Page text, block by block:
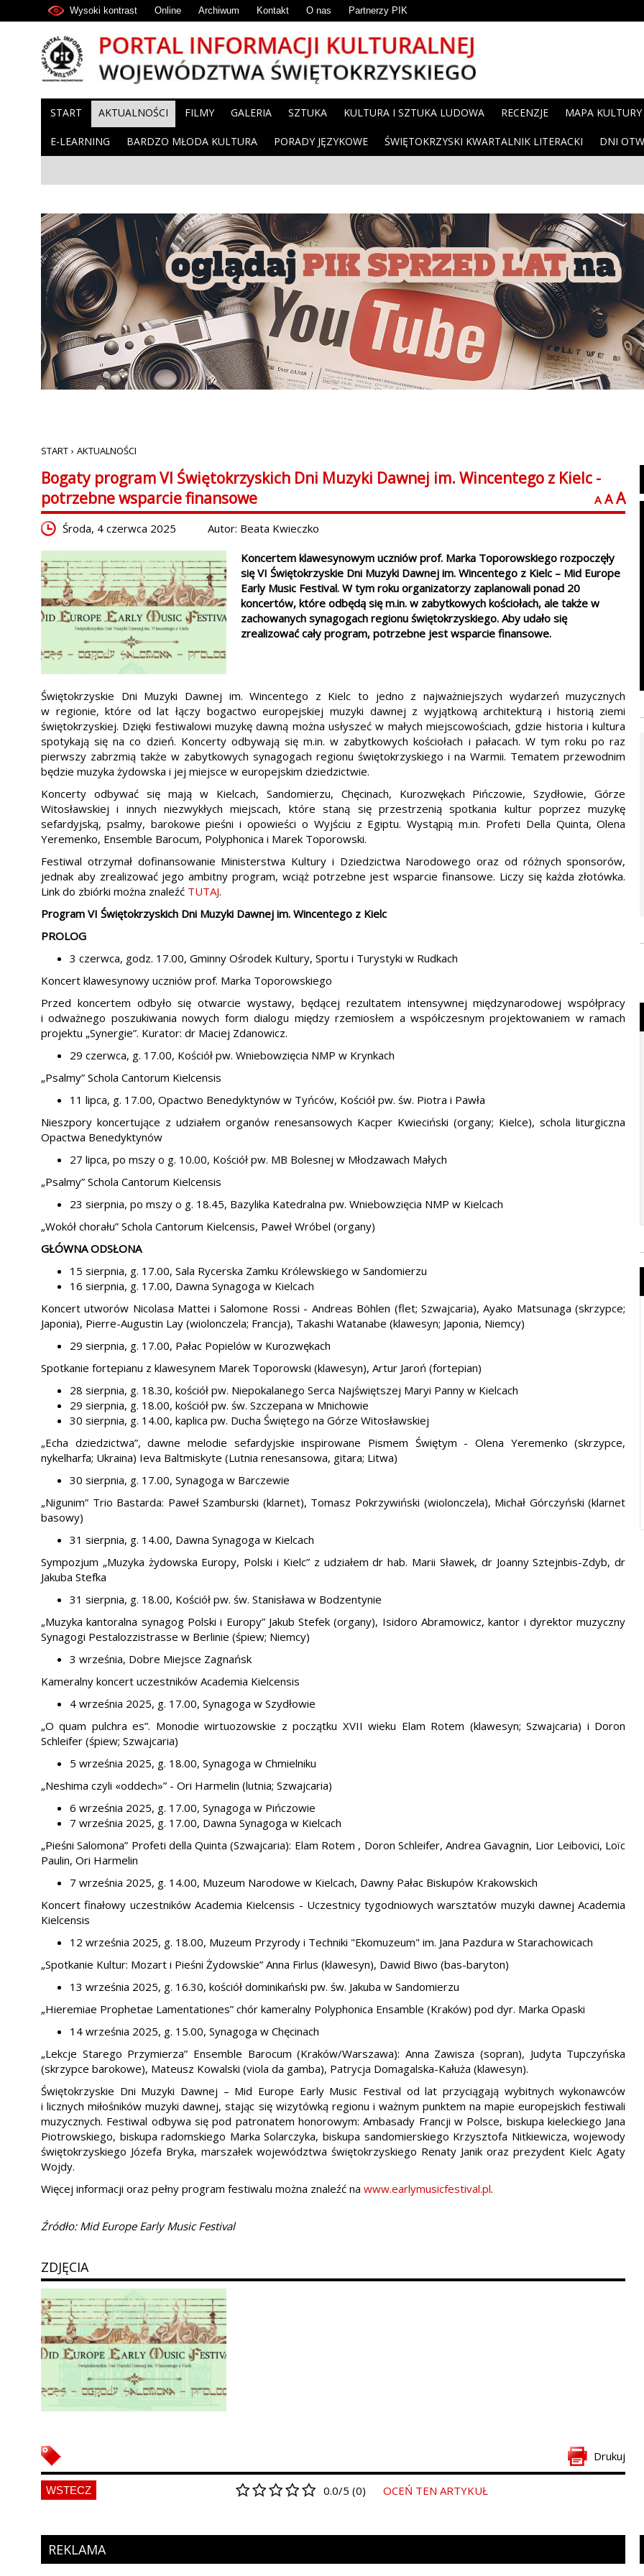
Wysoki kontrast Online Archiwum Kontakt O nas Partnerzy PIK
START AKTUALNOŚCI FILMY GALERIA SZTUKA KULTURA I SZTUKA LUDOWA RECENZJE MAPA KULTURY
E-LEARNING BARDZO MŁODA KULTURA PORADY JĘZYKOWE ŚWIĘTOKRZYSKI KWARTALNIK LITERACKI DNI
START › AKTUALNOŚCI
Bogaty program VI Świętokrzyskich Dni Muzyki Dawnej im. Wincentego z Kielc -
potrzebne wsparcie finansowe
A A A
Środa, 4 czerwca 2025 Autor: Beata Kwieczko
Koncertem klawesynowym uczniów prof. Marka Toporowskiego rozpoczęły
się VI Świętokrzyskie Dni Muzyki Dawnej im. Wincentego z Kielc – Mid Europe
Early Music Festival. W tym roku organizatorzy zaplanowali ponad 20
koncertów, które odbędą się m.in. w zabytkowych kościołach, ale także w
zachowanych synagogach regionu świętokrzyskiego. Aby udało się
zrealizować cały program, potrzebne jest wsparcie finansowe.
Świętokrzyskie Dni Muzyki Dawnej im. Wincentego z Kielc to jedno z najważniejszych wydarzeń muzycznych
w regionie, które od lat łączy bogactwo europejskiej muzyki dawnej z wyjątkową architekturą i historią ziemi
świętokrzyskiej. Dzięki festiwalowi muzykę dawną można usłyszeć w małych miejscowościach, gdzie historia i kultura
spotykają się na co dzień. Koncerty odbywają się m.in. w zabytkowych kościołach i pałacach. W tym roku po raz
pierwszy zabrzmią także w zabytkowych synagogach regionu świętokrzyskiego i na Warmii. Tematem przewodnim
będzie muzyka żydowska i jej miejsce w europejskim dziedzictwie.
Koncerty odbywać się mają w Kielcach, Sandomierzu, Chęcinach, Kurozwękach Pińczowie, Szydłowie, Górze
Witosławskiej i innych niezwykłych miejscach, które staną się przestrzenią spotkania kultur poprzez muzykę
sefardyjską, psalmy, barokowe pieśni i opowieści o Wyjściu z Egiptu. Wystąpią m.in. Profeti Della Quinta, Olena
Yeremenko, Ensemble Barocum, Polyphonica i Marek Toporowski.
Festiwal otrzymał dofinansowanie Ministerstwa Kultury i Dziedzictwa Narodowego oraz od różnych sponsorów,
jednak aby zrealizować jego ambitny program, wciąż potrzebne jest wsparcie finansowe. Liczy się każda złotówka.
Link do zbiórki można znaleźć TUTAJ.
Program VI Świętokrzyskich Dni Muzyki Dawnej im. Wincentego z Kielc
PROLOG
3 czerwca, godz. 17.00, Gminny Ośrodek Kultury, Sportu i Turystyki w Rudkach
Koncert klawesynowy uczniów prof. Marka Toporowskiego
Przed koncertem odbyło się otwarcie wystawy, będącej rezultatem intensywnej międzynarodowej współpracy
i odważnego poszukiwania nowych form dialogu między rzemiosłem a współczesnym projektowaniem w ramach
projektu „Synergie”. Kurator: dr Maciej Zdanowicz.
29 czerwca, g. 17.00, Kościół pw. Wniebowzięcia NMP w Krynkach
„Psalmy” Schola Cantorum Kielcensis
11 lipca, g. 17.00, Opactwo Benedyktynów w Tyńców, Kościół pw. św. Piotra i Pawła
Nieszpory koncertujące z udziałem organów renesansowych Kacper Kwieciński (organy; Kielce), schola liturgiczna
Opactwa Benedyktynów
27 lipca, po mszy o g. 10.00, Kościół pw. MB Bolesnej w Młodzawach Małych
„Psalmy” Schola Cantorum Kielcensis
23 sierpnia, po mszy o g. 18.45, Bazylika Katedralna pw. Wniebowzięcia NMP w Kielcach
„Wokół chorału” Schola Cantorum Kielcensis, Paweł Wróbel (organy)
GŁÓWNA ODSŁONA
15 sierpnia, g. 17.00, Sala Rycerska Zamku Królewskiego w Sandomierzu
16 sierpnia, g. 17.00, Dawna Synagoga w Kielcach
Koncert utworów Nicolasa Mattei i Salomone Rossi - Andreas Böhlen (flet; Szwajcaria), Ayako Matsunaga (skrzypce;
Japonia), Pierre-Augustin Lay (wiolonczela; Francja), Takashi Watanabe (klawesyn; Japonia, Niemcy)
29 sierpnia, g. 17.00, Pałac Popielów w Kurozwękach
Spotkanie fortepianu z klawesynem Marek Toporowski (klawesyn), Artur Jaroń (fortepian)
28 sierpnia, g. 18.30, kościół pw. Niepokalanego Serca Najświętszej Maryi Panny w Kielcach
29 sierpnia, g. 18.00, kościół pw. św. Szczepana w Mnichowie
30 sierpnia, g. 14.00, kaplica pw. Ducha Świętego na Górze Witosławskiej
„Echa dziedzictwa”, dawne melodie sefardyjskie inspirowane Pismem Świętym - Olena Yeremenko (skrzypce,
nykelharfa; Ukraina) Ieva Baltmiskyte (Lutnia renesansowa, gitara; Litwa)
30 sierpnia, g. 17.00, Synagoga w Barczewie
„Nigunim” Trio Bastarda: Paweł Szamburski (klarnet), Tomasz Pokrzywiński (wiolonczela), Michał Górczyński (klarnet
basowy)
31 sierpnia, g. 14.00, Dawna Synagoga w Kielcach
Sympozjum „Muzyka żydowska Europy, Polski i Kielc” z udziałem dr hab. Marii Sławek, dr Joanny Sztejnbis-Zdyb, dr
Jakuba Stefka
31 sierpnia, g. 18.00, Kościół pw. św. Stanisława w Bodzentynie
„Muzyka kantoralna synagog Polski i Europy” Jakub Stefek (organy), Isidoro Abramowicz, kantor i dyrektor muzyczny
Synagogi Pestalozzistrasse w Berlinie (śpiew; Niemcy)
3 września, Dobre Miejsce Zagnańsk
Kameralny koncert uczestników Academia Kielcensis
4 września 2025, g. 17.00, Synagoga w Szydłowie
„O quam pulchra es”. Monodie wirtuozowskie z początku XVII wieku Elam Rotem (klawesyn; Szwajcaria) i Doron
Schleifer (śpiew; Szwajcaria)
5 września 2025, g. 18.00, Synagoga w Chmielniku
„Neshima czyli «oddech»” - Ori Harmelin (lutnia; Szwajcaria)
6 września 2025, g. 17.00, Synagoga w Pińczowie
7 września 2025, g. 17.00, Dawna Synagoga w Kielcach
„Pieśni Salomona” Profeti della Quinta (Szwajcaria): Elam Rotem , Doron Schleifer, Andrea Gavagnin, Lior Leibovici, Loïc
Paulin, Ori Harmelin
7 września 2025, g. 14.00, Muzeum Narodowe w Kielcach, Dawny Pałac Biskupów Krakowskich
Koncert finałowy uczestników Academia Kielcensis - Uczestnicy tygodniowych warsztatów muzyki dawnej Academia
Kielcensis
12 września 2025, g. 18.00, Muzeum Przyrody i Techniki "Ekomuzeum" im. Jana Pazdura w Starachowicach
„Spotkanie Kultur: Mozart i Pieśni Żydowskie” Anna Firlus (klawesyn), Dawid Biwo (bas-baryton)
13 września 2025, g. 16.30, kościół dominikański pw. św. Jakuba w Sandomierzu
„Hieremiae Prophetae Lamentationes” chór kameralny Polyphonica Ensamble (Kraków) pod dyr. Marka Opaski
14 września 2025, g. 15.00, Synagoga w Chęcinach
„Lekcje Starego Przymierza” Ensemble Barocum (Kraków/Warszawa): Anna Zawisza (sopran), Judyta Tupczyńska
(skrzypce barokowe), Mateusz Kowalski (viola da gamba), Patrycja Domagalska-Kałuża (klawesyn).
Świętokrzyskie Dni Muzyki Dawnej – Mid Europe Early Music Festival od lat przyciągają wybitnych wykonawców
i licznych miłośników muzyki dawnej, stając się wizytówką regionu i ważnym punktem na mapie europejskich festiwali
muzycznych. Festiwal odbywa się pod patronatem honorowym: Ambasady Francji w Polsce, biskupa kieleckiego Jana
Piotrowskiego, biskupa radomskiego Marka Solarczyka, biskupa sandomierskiego Krzysztofa Nitkiewicza, wojewody
świętokrzyskiego Józefa Bryka, marszałek województwa świętokrzyskiego Renaty Janik oraz prezydent Kielc Agaty
Wojdy.
Więcej informacji oraz pełny program festiwalu można znaleźć na www.earlymusicfestival.pl.
Źródło: Mid Europe Early Music Festival
ZDJĘCIA
Drukuj
WSTECZ 0.0/5 (0) OCEŃ TEN ARTYKUŁ
REKLAMA